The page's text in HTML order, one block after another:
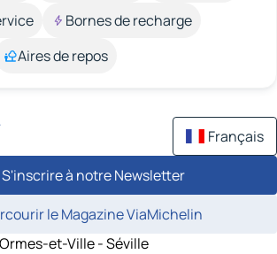
Bornes de recharge
Aires de repos
Français
S'inscrire à notre Newsletter
le Magazine ViaMichelin
Ormes-et-Ville - Séville